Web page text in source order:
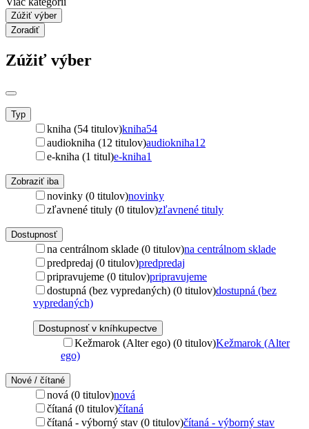
Zúžiť výber
Zoradiť
Zúžiť výber
Typ
kniha (54 titulov)kniha54
audiokniha (12 titulov)audiokniha12
e-kniha (1 titul)e-kniha1
Zobraziť iba
novinky (0 titulov)novinky
zľavnené tituly (0 titulov)zľavnené tituly
Dostupnosť
na centrálnom sklade (0 titulov)na centrálnom sklade
predpredaj (0 titulov)predpredaj
pripravujeme (0 titulov)pripravujeme
dostupná (bez vypredaných) (0 titulov)dostupná (bez
vypredaných)
Dostupnosť v kníhkupectve
Kežmarok (Alter ego) (0 titulov)Kežmarok (Alter
ego)
Nové / čítané
nová (0 titulov)nová
čítaná (0 titulov)čítaná
čítaná - výborný stav (0 titulov)čítaná - výborný stav